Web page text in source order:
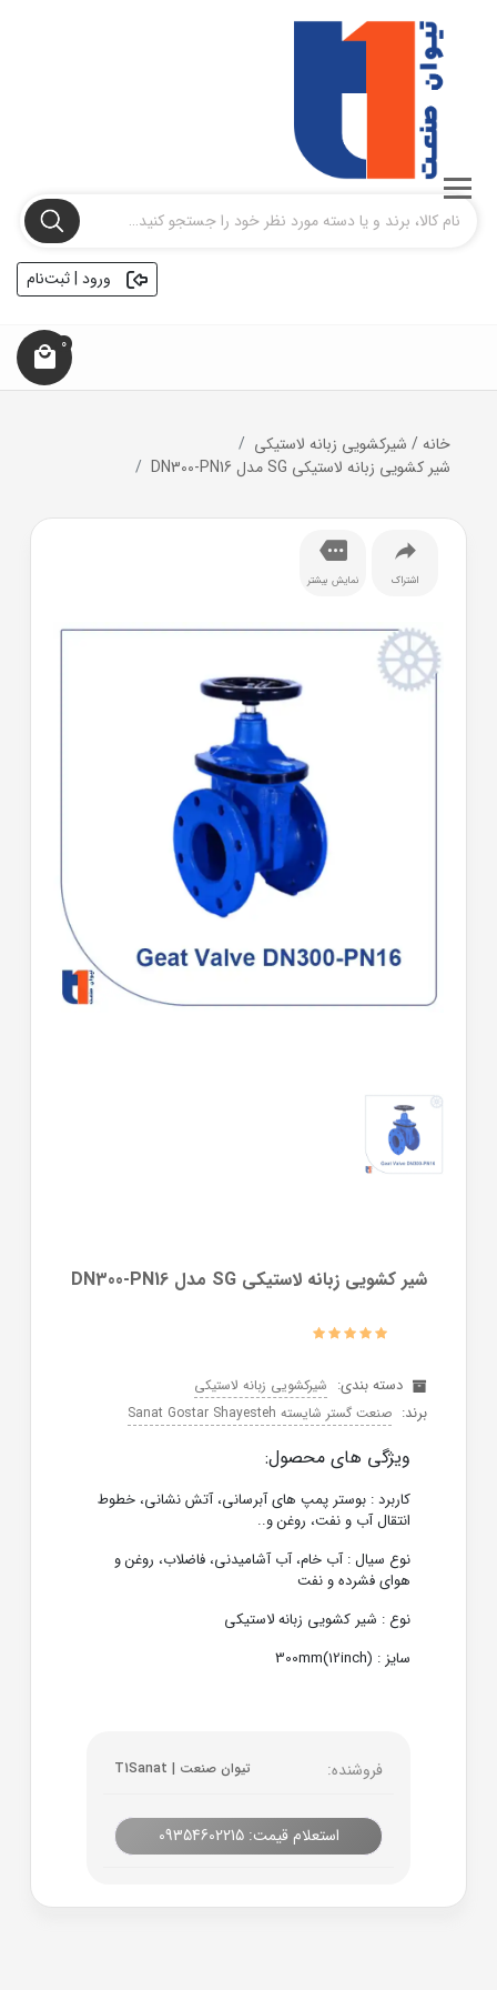
ورود | ثبت‌نام
0
خانه/ شیرکشویی زبانه لاستیکی
شیر کشویی زبانه لاستیکی SG مدل DN300-PN16
اشتراک نمایش بیشتر
شیر کشویی زبانه لاستیکی SG مدل DN300-PN16
دسته بندی: شیرکشویی زبانه لاستیکی
برند: صنعت گستر شایسته Sanat Gostar Shayesteh
ویژگی های محصول:
کاربرد : بوستر پمپ های آبرسانی، آتش نشانی، خطوط
انتقال آب و نفت، روغن و..
نوع سیال : آب خام، آب آشامیدنی، فاضلاب، روغن و
هوای فشرده و نفت
نوع : شیر کشویی زبانه لاستیکی
سایز : 300mm(12inch)
فروشنده: تیوان صنعت | T1Sanat
استعلام قیمت: 09354602215